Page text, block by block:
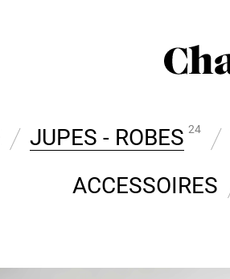
JUPES - ROBES 24
ACCESSOIRES